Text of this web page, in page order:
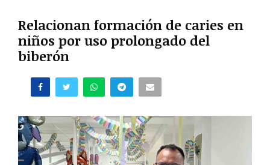
Relacionan formación de caries en
niños por uso prolongado del
biberón